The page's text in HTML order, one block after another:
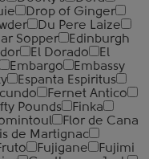
Drop of Ginger
Du Pere Laize
Sopper
Edinburgh
El Dorado
El
Embargo
Embassy
Espanta Espiritus
Fernet Antico
Pounds
Finka
Flor de Cana
de Martignac
Fujigane
Fujimi